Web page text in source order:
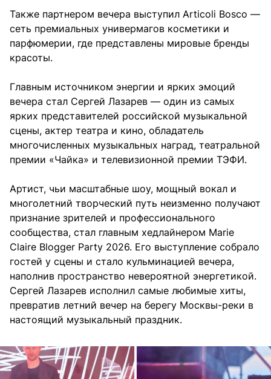
Также партнером вечера выступил Articoli Bosco —
сеть премиальных универмагов косметики и
парфюмерии, где представлены мировые бренды
красоты.
Главным источником энергии и ярких эмоций
вечера стал Сергей Лазарев — один из самых
ярких представителей российской музыкальной
сцены, актер театра и кино, обладатель
многочисленных музыкальных наград, театральной
премии «Чайка» и телевизионной премии ТЭФИ.
Артист, чьи масштабные шоу, мощный вокал и
многолетний творческий путь неизменно получают
признание зрителей и профессионального
сообщества, стал главным хедлайнером Marie
Claire Blogger Party 2026. Его выступление собрало
гостей у сцены и стало кульминацией вечера,
наполнив пространство невероятной энергетикой.
Сергей Лазарев исполнил самые любимые хиты,
превратив летний вечер на берегу Москвы-реки в
настоящий музыкальный праздник.